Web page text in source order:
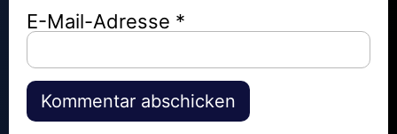
E-Mail-Adresse *